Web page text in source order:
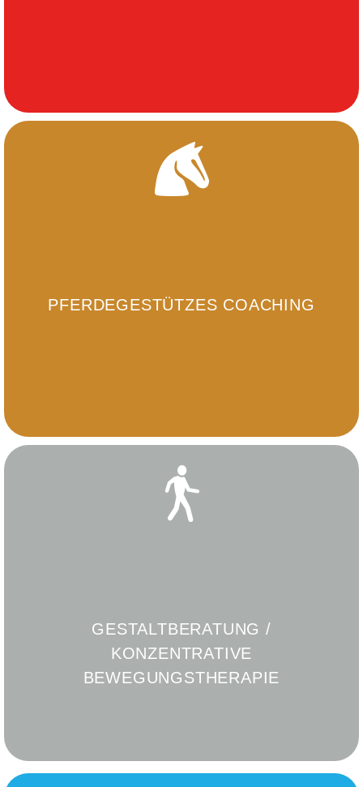
PFERDEGESTÜTZES COACHING
GESTALTBERATUNG /
KONZENTRATIVE
BEWEGUNGSTHERAPIE